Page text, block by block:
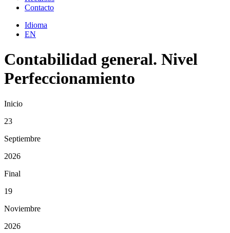
Contacto
Idioma
EN
Contabilidad general. Nivel
Perfeccionamiento
Inicio
23
Septiembre
2026
Final
19
Noviembre
2026